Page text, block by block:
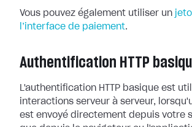
Vous pouvez également utiliser un
l’interface de paiement.
Authentification HTTP
L'authentification HTTP basique est
interactions serveur à serveur,
est envoyé directement depuis votre